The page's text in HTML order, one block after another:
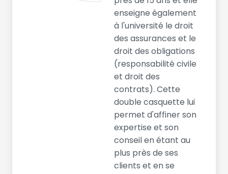
enseigne également
à l'université le droit
des assurances et le
droit des obligations
(responsabilité civile
et droit des
contrats). Cette
double casquette lui
permet d'affiner son
expertise et son
conseil en étant au
plus près de ses
clients et en se